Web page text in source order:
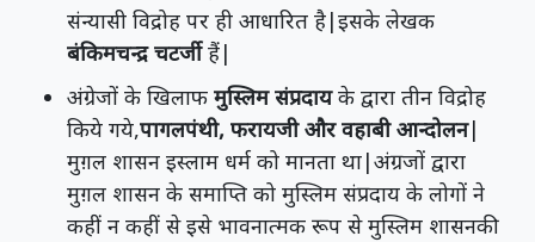
संन्यासी विद्रोह पर ही आधारित है|इसके लेखक
बंकिमचन्द्र चटर्जीहैं|
अंग्रेजों के खिलाफ मुस्लिम संप्रदायके द्वारा तीन विद्रोह
किये गये,पागलपंथी, फरायजी और वहाबी आन्दोलन|
मुग़ल शासन इस्लाम धर्म को मानता था|अंग्रजों द्वारा
मुग़ल शासन के समाप्ति को मुस्लिम संप्रदाय के लोगों ने
कहीं न कहीं से इसे भावनात्मक रूप से मुस्लिम शासनकी